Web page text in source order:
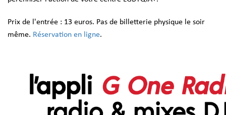
Prix de l'entrée : 13 euros. Pas de billetterie physique le soir
même. Réservation en ligne.